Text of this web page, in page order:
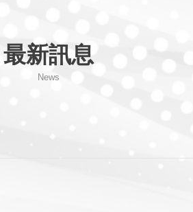
最新訊息
News